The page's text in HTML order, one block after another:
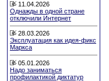
11.04.2026
Однажды в одной стране
отключили Интернет
28.03.2026
Эксплуатация как идея-фикс
Маркса
05.01.2026
Надо заниматься
профилактикой диктатур